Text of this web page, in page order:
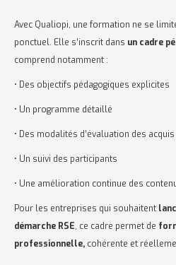
Avec Qualiopi, une formation ne se
ponctuel. Elle s’inscrit dans un cadre
comprend notamment :
• Des objectifs pédagogiques explicites
• Un programme détaillé
• Des modalités d’évaluation des acquis
• Un suivi des participants
• Une amélioration continue des
Pour les entreprises qui souhaitent
démarche RSE, ce cadre permet de
professionnelle, cohérente et